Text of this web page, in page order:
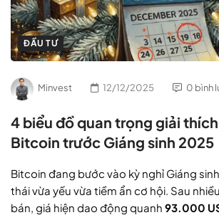
ĐẦU TƯ
Minvest 12/12/2025 0 bình
4 biểu đồ quan trọng giải
Bitcoin trước Giáng sinh 2025
Bitcoin đang bước vào kỳ nghỉ Giáng
thái vừa yếu vừa tiềm ẩn cơ hội. Sau
bán, giá hiện dao động quanh 93.000